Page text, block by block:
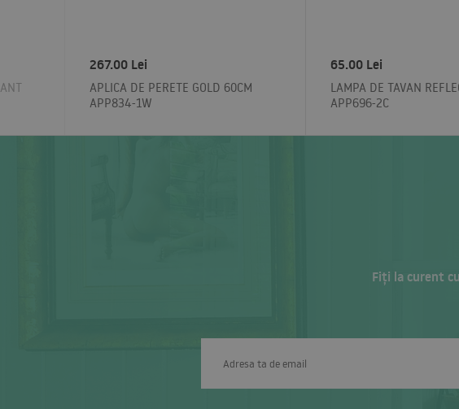
267.00 Lei
APLICA DE PERETE GOLD 60CM
APP834-1W
65.00 Lei
LAMPA DE TAVAN
APP696-2C
Fiți la curent